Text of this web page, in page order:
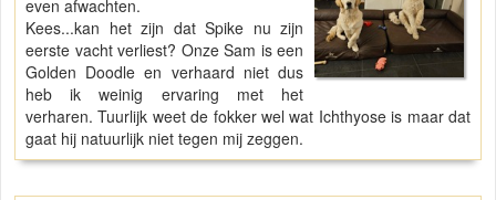
even afwachten.
Kees...kan het zijn dat Spike nu zijn
eerste vacht verliest? Onze Sam is een
Golden Doodle en verhaard niet dus
heb ik weinig ervaring met het
verharen. Tuurlijk weet de fokker wel wat Ichthyose is maar dat
gaat hij natuurlijk niet tegen mij zeggen.